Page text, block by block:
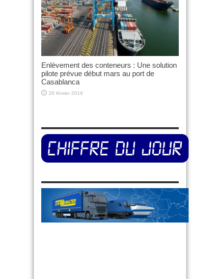
Enlèvement des conteneurs : Une solution
pilote prévue début mars au port de
Casablanca
26 février 2019